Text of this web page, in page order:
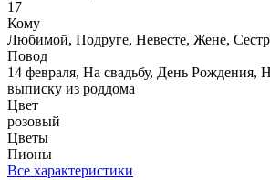
17
Кому
Любимой, Подруге, Невесте, Жене,
Повод
14 февраля, На свадьбу, День Рождения,
выписку из роддома
Цвет
розовый
Цветы
Пионы
Все характеристики